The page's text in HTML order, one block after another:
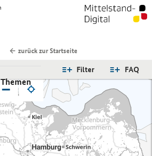
zurück zur Startseite
FAQ
Filter
Themen
−